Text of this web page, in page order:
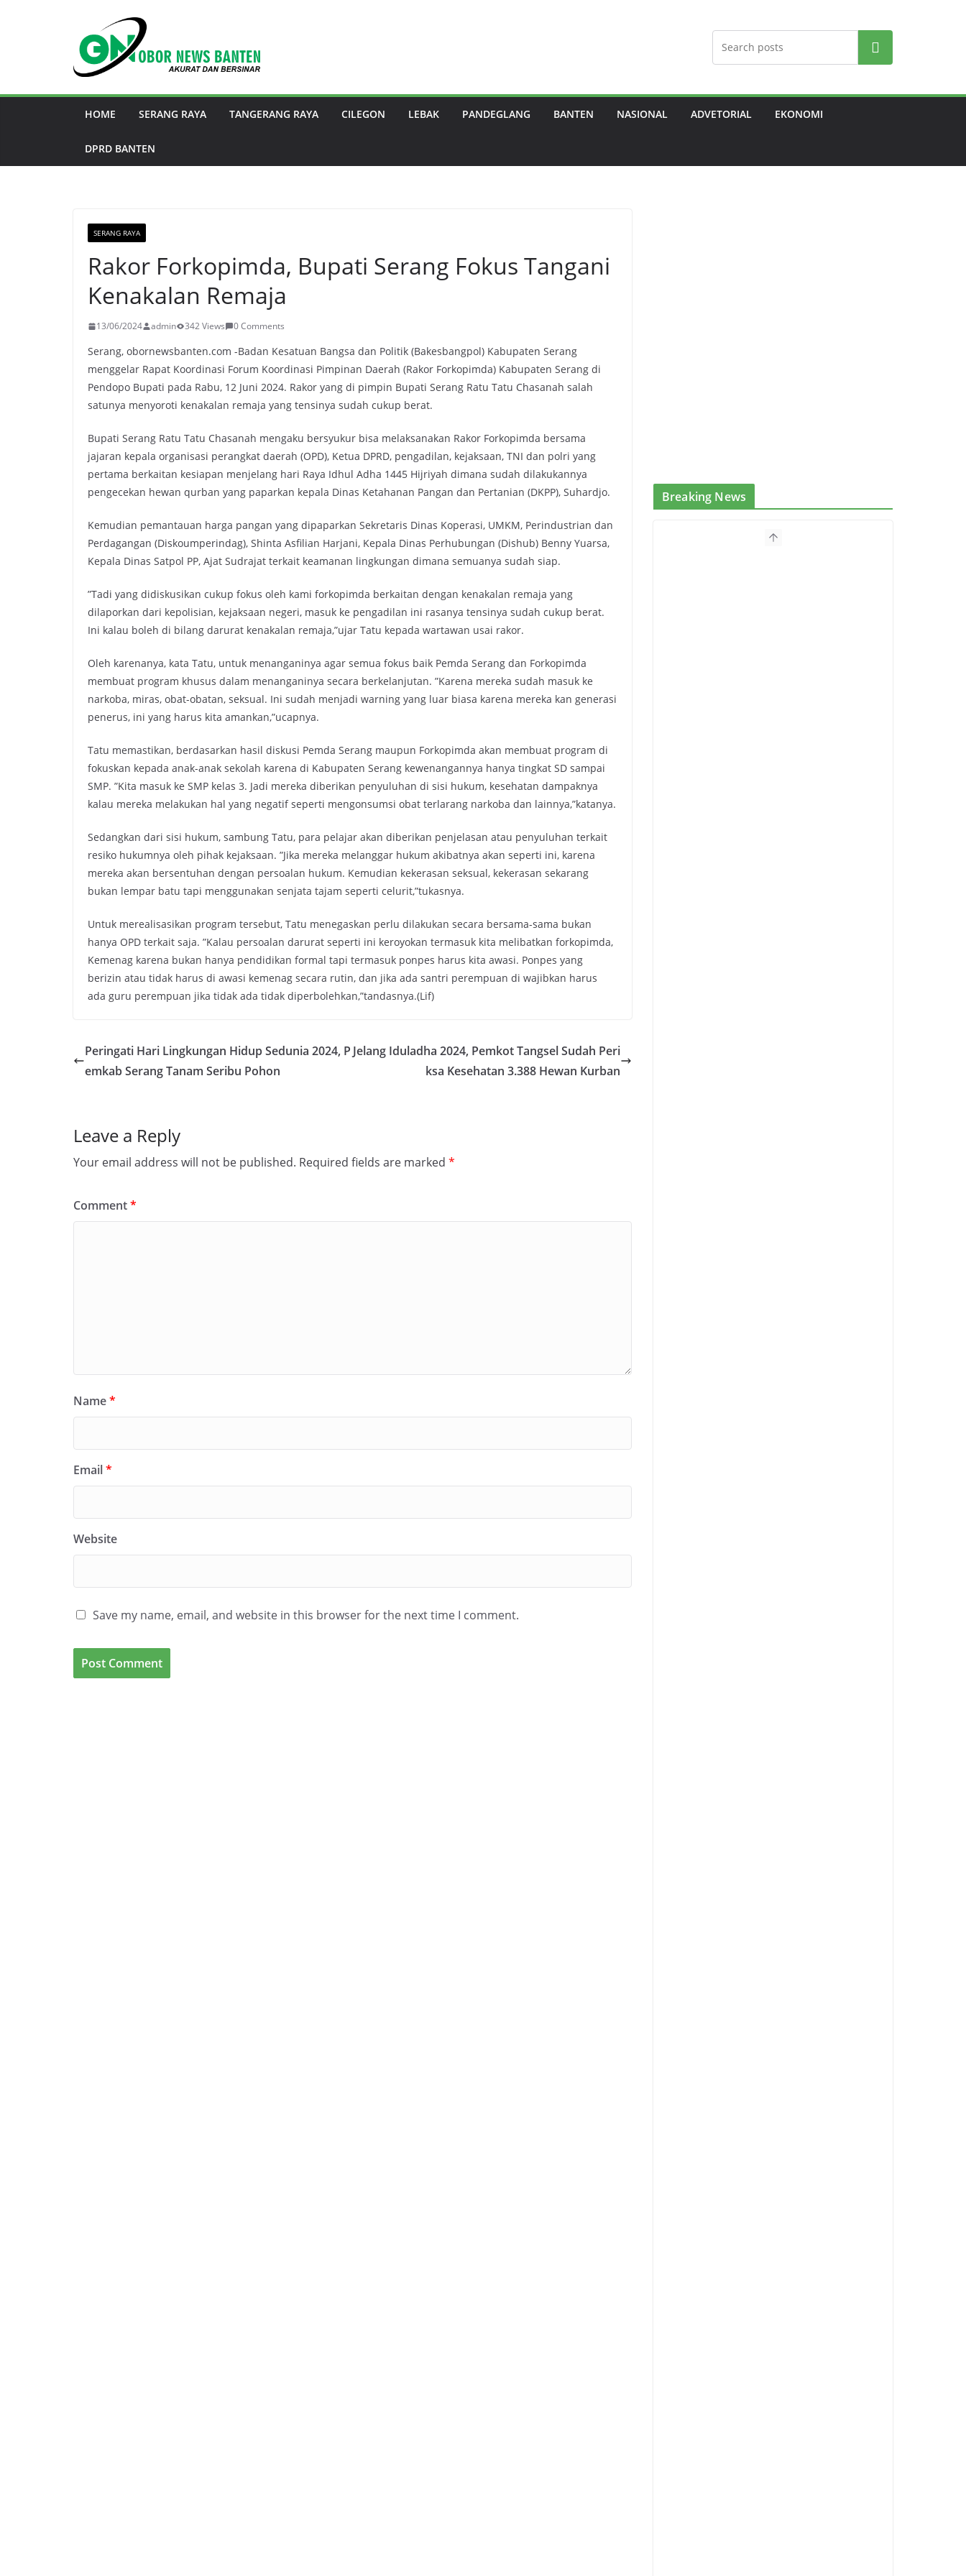
Search
HOME SERANG RAYA TANGERANG RAYA CILEGON LEBAK PANDEGLANG BANTEN NASIONAL ADVETORIAL EKONOMI
DPRD BANTEN
SERANG RAYA
Rakor Forkopimda, Bupati Serang Fokus Tangani
Kenakalan Remaja
13/06/2024 admin 342 Views 0 Comments
Serang, obornewsbanten.com -Badan Kesatuan Bangsa dan Politik (Bakesbangpol) Kabupaten Serang
menggelar Rapat Koordinasi Forum Koordinasi Pimpinan Daerah (Rakor Forkopimda) Kabupaten Serang di
Pendopo Bupati pada Rabu, 12 Juni 2024. Rakor yang di pimpin Bupati Serang Ratu Tatu Chasanah salah
satunya menyoroti kenakalan remaja yang tensinya sudah cukup berat.
Bupati Serang Ratu Tatu Chasanah mengaku bersyukur bisa melaksanakan Rakor Forkopimda bersama
jajaran kepala organisasi perangkat daerah (OPD), Ketua DPRD, pengadilan, kejaksaan, TNI dan polri yang
pertama berkaitan kesiapan menjelang hari Raya Idhul Adha 1445 Hijriyah dimana sudah dilakukannya
pengecekan hewan qurban yang paparkan kepala Dinas Ketahanan Pangan dan Pertanian (DKPP), Suhardjo.
Kemudian pemantauan harga pangan yang dipaparkan Sekretaris Dinas Koperasi, UMKM, Perindustrian dan
Perdagangan (Diskoumperindag), Shinta Asfilian Harjani, Kepala Dinas Perhubungan (Dishub) Benny Yuarsa,
Kepala Dinas Satpol PP, Ajat Sudrajat terkait keamanan lingkungan dimana semuanya sudah siap.
”Tadi yang didiskusikan cukup fokus oleh kami forkopimda berkaitan dengan kenakalan remaja yang
dilaporkan dari kepolisian, kejaksaan negeri, masuk ke pengadilan ini rasanya tensinya sudah cukup berat.
Ini kalau boleh di bilang darurat kenakalan remaja,”ujar Tatu kepada wartawan usai rakor.
Oleh karenanya, kata Tatu, untuk menanganinya agar semua fokus baik Pemda Serang dan Forkopimda
membuat program khusus dalam menanganinya secara berkelanjutan. ”Karena mereka sudah masuk ke
narkoba, miras, obat-obatan, seksual. Ini sudah menjadi warning yang luar biasa karena mereka kan generasi
penerus, ini yang harus kita amankan,”ucapnya.
Tatu memastikan, berdasarkan hasil diskusi Pemda Serang maupun Forkopimda akan membuat program di
fokuskan kepada anak-anak sekolah karena di Kabupaten Serang kewenangannya hanya tingkat SD sampai
SMP. ”Kita masuk ke SMP kelas 3. Jadi mereka diberikan penyuluhan di sisi hukum, kesehatan dampaknya
kalau mereka melakukan hal yang negatif seperti mengonsumsi obat terlarang narkoba dan lainnya,”katanya.
Sedangkan dari sisi hukum, sambung Tatu, para pelajar akan diberikan penjelasan atau penyuluhan terkait
resiko hukumnya oleh pihak kejaksaan. ”Jika mereka melanggar hukum akibatnya akan seperti ini, karena
mereka akan bersentuhan dengan persoalan hukum. Kemudian kekerasan seksual, kekerasan sekarang
bukan lempar batu tapi menggunakan senjata tajam seperti celurit,”tukasnya.
Untuk merealisasikan program tersebut, Tatu menegaskan perlu dilakukan secara bersama-sama bukan
hanya OPD terkait saja. ”Kalau persoalan darurat seperti ini keroyokan termasuk kita melibatkan forkopimda,
Kemenag karena bukan hanya pendidikan formal tapi termasuk ponpes harus kita awasi. Ponpes yang
berizin atau tidak harus di awasi kemenag secara rutin, dan jika ada santri perempuan di wajibkan harus
ada guru perempuan jika tidak ada tidak diperbolehkan,”tandasnya.(Lif)
Peringati Hari Lingkungan Hidup Sedunia 2024, P
emkab Serang Tanam Seribu Pohon
Jelang Iduladha 2024, Pemkot Tangsel Sudah Peri
ksa Kesehatan 3.388 Hewan Kurban
Leave a Reply
Your email address will not be published. Required fields are marked *
Comment*
Name*
Email*
Website
Save my name, email, and website in this browser for the next time I comment.
Breaking News